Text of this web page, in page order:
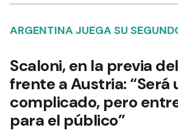
ARGENTINA JUEGA SU
Scaloni, en la previa
frente a Austria: “Será
complicado, pero
para el público”